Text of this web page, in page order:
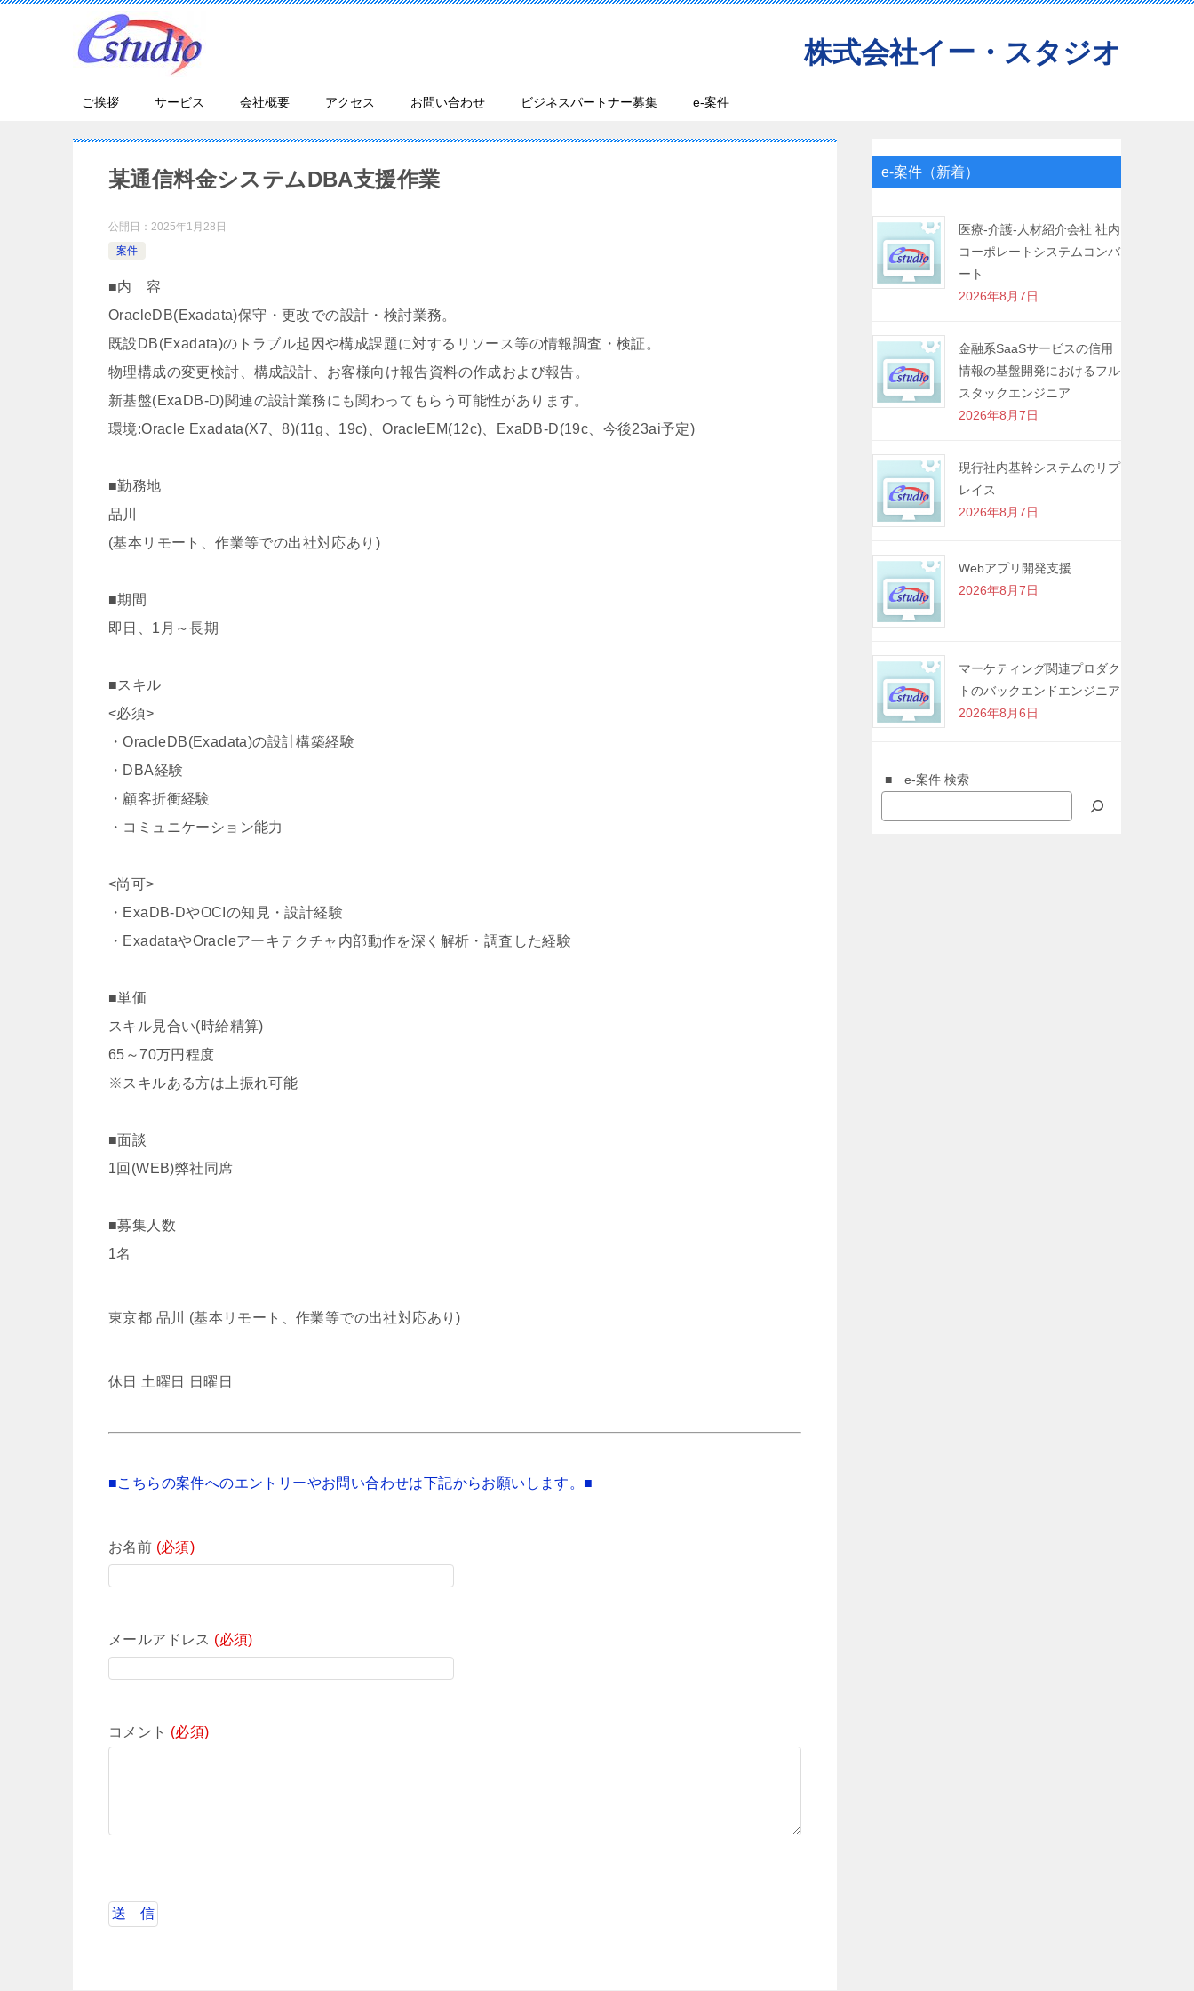
株式会社イー・スタジオ
ご挨拶 サービス 会社概要 アクセス お問い合わせ ビジネスパートナー募集 e-案件
某通信料金システムDBA支援作業
公開日： 2025年1月28日
案件
■内 容
OracleDB(Exadata)保守・更改での設計・検討業務。
既設DB(Exadata)のトラブル起因や構成課題に対するリソース等の情報調査・検証。
物理構成の変更検討、構成設計、お客様向け報告資料の作成および報告。
新基盤(ExaDB-D)関連の設計業務にも関わってもらう可能性があります。
環境:Oracle Exadata(X7、8)(11g、19c)、OracleEM(12c)、ExaDB-D(19c、今後23ai予定)
■勤務地
品川
(基本リモート、作業等での出社対応あり)
■期間
即日、1月～長期
■スキル
<必須>
・OracleDB(Exadata)の設計構築経験
・DBA経験
・顧客折衝経験
・コミュニケーション能力
<尚可>
・ExaDB-DやOCIの知見・設計経験
・ExadataやOracleアーキテクチャ内部動作を深く解析・調査した経験
■単価
スキル見合い(時給精算)
65～70万円程度
※スキルある方は上振れ可能
■面談
1回(WEB)弊社同席
■募集人数
1名
東京都 品川 (基本リモート、作業等での出社対応あり)
休日 土曜日 日曜日
■こちらの案件へのエントリーやお問い合わせは下記からお願いします。■
お名前 (必須)
メールアドレス (必須)
コメント (必須)
e-案件（新着）
医療-介護-人材紹介会社 社内
コーポレートシステムコンバ
ート
2026年8月7日
金融系SaaSサービスの信用
情報の基盤開発におけるフル
スタックエンジニア
2026年8月7日
現行社内基幹システムのリプ
レイス
2026年8月7日
Webアプリ開発支援
2026年8月7日
マーケティング関連プロダク
トのバックエンドエンジニア
2026年8月6日
■ e-案件 検索